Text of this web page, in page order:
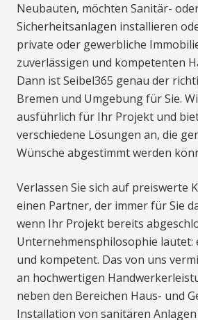
Neubauten, möchten Sanitär-
Sicherheitsanlagen installieren
private oder gewerbliche
zuverlässigen und kompetenten
Dann ist Seibel365 genau der
Bremen und Umgebung für Sie.
ausführlich für Ihr Projekt und
verschiedene Lösungen an, die
Wünsche abgestimmt werden
Verlassen Sie sich auf preiswerte
einen Partner, der immer für Sie
wenn Ihr Projekt bereits
Unternehmensphilosophie lautet:
und kompetent. Das von uns
an hochwertigen
neben den Bereichen Haus- und
Installation von sanitären